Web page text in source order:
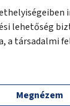
lehetőség
a társadalmi
bérleti és
Megnézem